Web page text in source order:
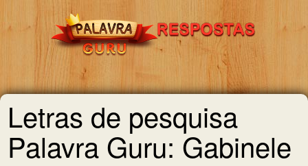
Letras de pesquisa
Palavra Guru: Gabinele